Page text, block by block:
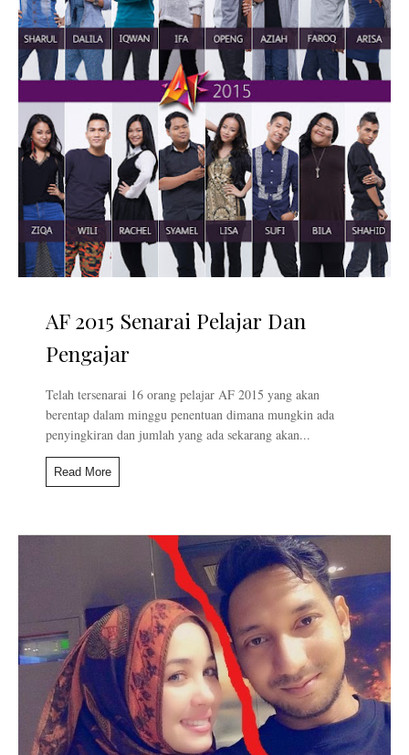
AF 2015 Senarai Pelajar Dan
Pengajar
Telah tersenarai 16 orang pelajar AF 2015 yang akan
berentap dalam minggu penentuan dimana mungkin ada
penyingkiran dan jumlah yang ada sekarang akan...
Read More